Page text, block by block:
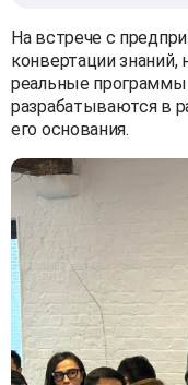
На встрече с
конвертации
реальные
разрабатываются в
его основания.